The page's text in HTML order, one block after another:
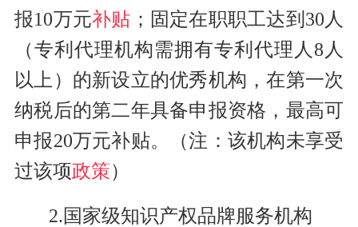
报10万元补贴 ；固定在职职工达到30人
（专利代理机构需拥有专利代理人8人
以上）的新设立的优秀机构，在第一次
纳税后的第二年具备申报资格，最高可
申报20万元补贴。（注：该机构未享受
过该项政策）
2.国家级知识产权品牌服务机构